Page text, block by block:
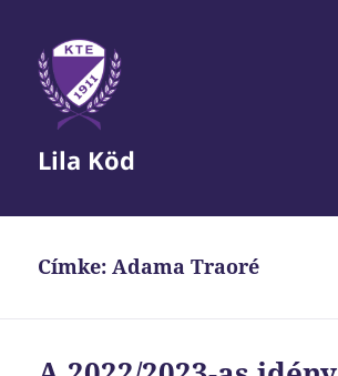
Lila Köd
Címke:Adama Traoré